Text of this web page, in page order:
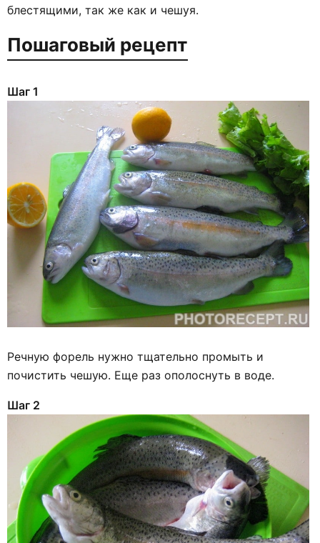
блестящими, так же как и чешуя.
Пошаговый рецепт
Шаг 1
Речную форель нужно тщательно промыть и
почистить чешую. Еще раз ополоснуть в воде.
Шаг 2